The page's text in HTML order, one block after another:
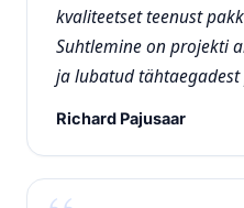
kvaliteetset teenust
Suhtlemine on projekti
ja lubatud tähtaegadest
Richard Pajusaar